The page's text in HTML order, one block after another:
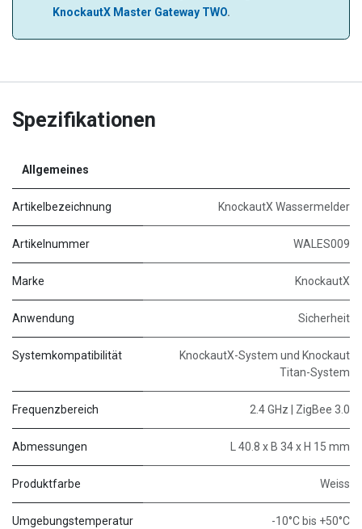
KnockautX Master Gateway TWO.
Spezifikationen
Allgemeines
Artikelbezeichnung KnockautX Wassermelder
Artikelnummer WALES009
Marke KnockautX
Anwendung Sicherheit
Systemkompatibilität
KnockautX-System und Knockaut
Titan-System
Frequenzbereich 2.4 GHz | ZigBee 3.0
Abmessungen L 40.8 x B 34 x H 15 mm
Produktfarbe Weiss
Umgebungstemperatur -10°C bis +50°C